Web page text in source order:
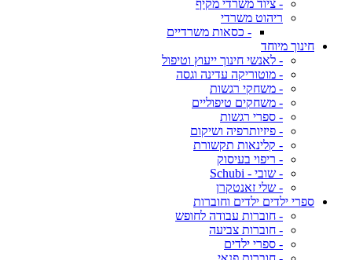
- ציוד משרדי מקיף
ריהוט משרדי
- כסאות משרדיים
חינוך מיוחד
- לאנשי חינוך ייעוץ וטיפול
- מוטוריקה עדינה וגסה
- משחקי רגשות
- משחקים טיפוליים
- ספרי רגשות
- פיזיותרפיה ושיקום
- קלינאות תקשורת
- ריפוי בעיסוק
- שובי - Schubi
- שלי זאנטקרן
ספרי ילדים ילדים וחוברות
- חוברות עבודה לחופש
- חוברות צביעה
- ספרי ילדים